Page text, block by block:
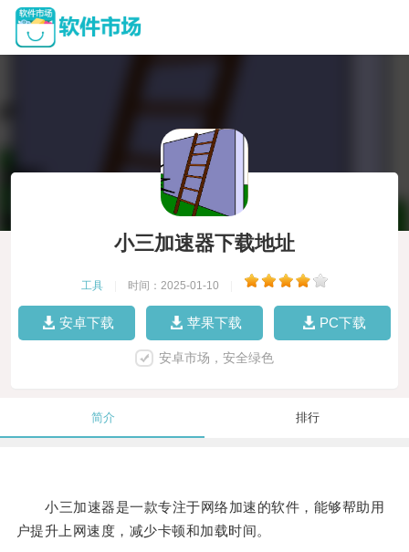
小三加速器下载地址
工具 时间：2025-01-10
安卓下载 苹果下载 PC下载
安卓市场，安全绿色
简介 排行
小三加速器是一款专注于网络加速的软件，能够帮助用
户提升上网速度，减少卡顿和加载时间。